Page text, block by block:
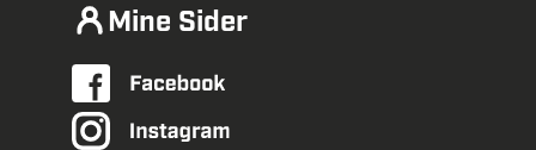
Mine Sider